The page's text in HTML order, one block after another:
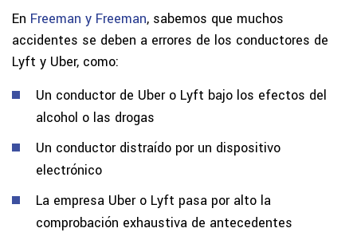
En Freeman y Freeman, sabemos que muchos
accidentes se deben a errores de los conductores de
Lyft y Uber, como:
Un conductor de Uber o Lyft bajo los efectos del
alcohol o las drogas
Un conductor distraído por un dispositivo
electrónico
La empresa Uber o Lyft pasa por alto la
comprobación exhaustiva de antecedentes